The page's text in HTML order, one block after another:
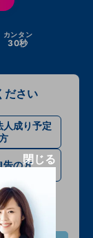
カンタン
30秒
ださい
人成り予定
告の方閉じる